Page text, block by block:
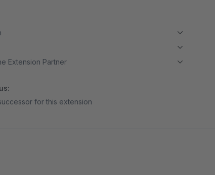
Extension Partner
for this extension